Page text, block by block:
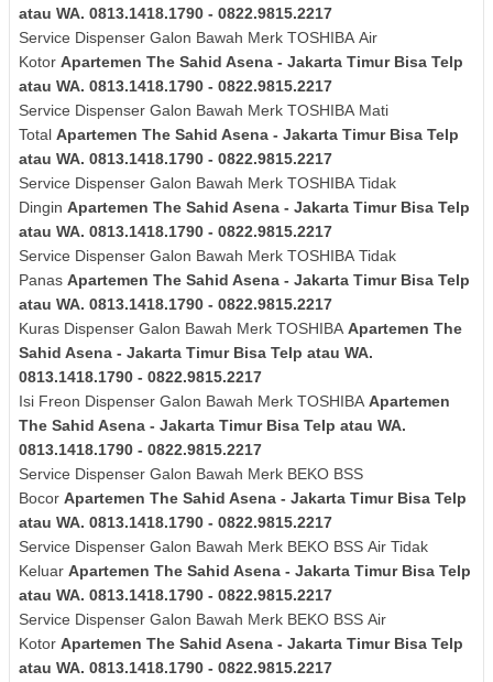
atau WA. 0813.1418.1790 - 0822.9815.2217
Service Dispenser Galon Bawah Merk TOSHIBA Air
Kotor Apartemen The Sahid Asena - Jakarta Timur Bisa Telp
atau WA. 0813.1418.1790 - 0822.9815.2217
Service Dispenser Galon Bawah Merk TOSHIBA Mati
Total Apartemen The Sahid Asena - Jakarta Timur Bisa Telp
atau WA. 0813.1418.1790 - 0822.9815.2217
Service Dispenser Galon Bawah Merk TOSHIBA Tidak
Dingin Apartemen The Sahid Asena - Jakarta Timur Bisa Telp
atau WA. 0813.1418.1790 - 0822.9815.2217
Service Dispenser Galon Bawah Merk TOSHIBA Tidak
Panas Apartemen The Sahid Asena - Jakarta Timur Bisa Telp
atau WA. 0813.1418.1790 - 0822.9815.2217
Kuras Dispenser Galon Bawah Merk TOSHIBA Apartemen The
Sahid Asena - Jakarta Timur Bisa Telp atau WA.
0813.1418.1790 - 0822.9815.2217
Isi Freon Dispenser Galon Bawah Merk TOSHIBA Apartemen
The Sahid Asena - Jakarta Timur Bisa Telp atau WA.
0813.1418.1790 - 0822.9815.2217
Service Dispenser Galon Bawah Merk BEKO BSS
Bocor Apartemen The Sahid Asena - Jakarta Timur Bisa Telp
atau WA. 0813.1418.1790 - 0822.9815.2217
Service Dispenser Galon Bawah Merk BEKO BSS Air Tidak
Keluar Apartemen The Sahid Asena - Jakarta Timur Bisa Telp
atau WA. 0813.1418.1790 - 0822.9815.2217
Service Dispenser Galon Bawah Merk BEKO BSS Air
Kotor Apartemen The Sahid Asena - Jakarta Timur Bisa Telp
atau WA. 0813.1418.1790 - 0822.9815.2217